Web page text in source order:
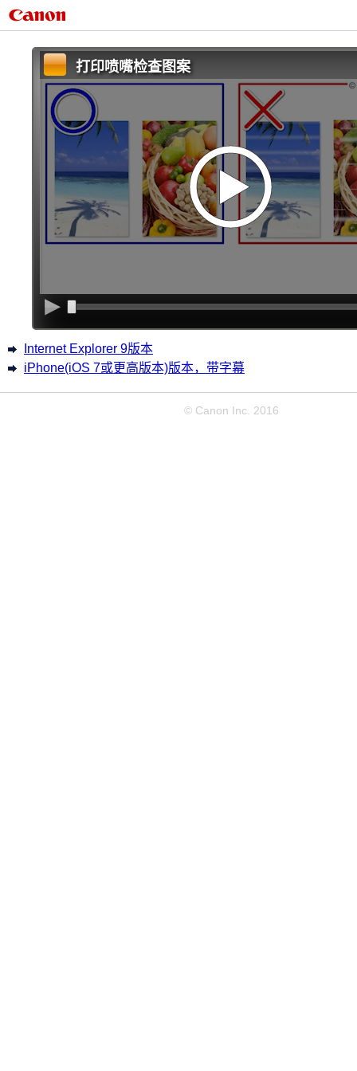
打印喷嘴检查图案
Internet Explorer 9版本
iPhone(iOS 7或更高版本)版本，带字幕
© Canon Inc. 2016